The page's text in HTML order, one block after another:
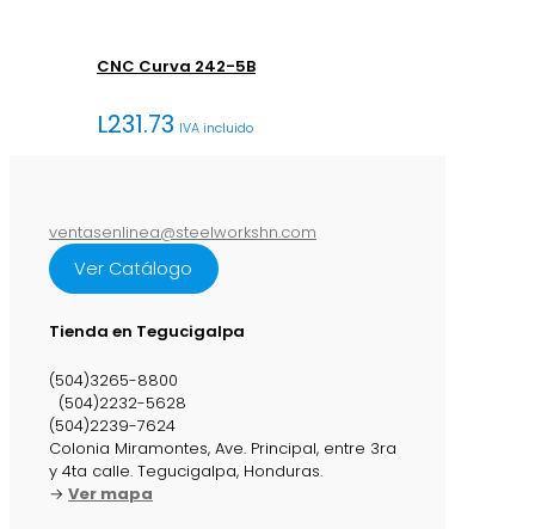
CNC Curva 242-5B
L231.73 IVA incluido
ventasenlinea@steelworkshn.com
Ver Catálogo
Tienda en Tegucigalpa
(504)3265-8800
(504)2232-5628
(504)2239-7624
Colonia Miramontes, Ave. Principal, entre 3ra
y 4ta calle. Tegucigalpa, Honduras.
→ Ver mapa